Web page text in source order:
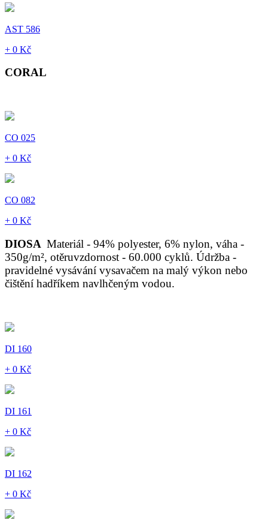
AST 586
+ 0 Kč
CORAL
CO 025
+ 0 Kč
CO 082
+ 0 Kč
DIOSA Materiál - 94% polyester, 6% nylon, váha -
350g/m², otěruvzdornost - 60.000 cyklů. Údržba -
pravidelné vysávání vysavačem na malý výkon nebo
čištění hadříkem navlhčeným vodou.
DI 160
+ 0 Kč
DI 161
+ 0 Kč
DI 162
+ 0 Kč